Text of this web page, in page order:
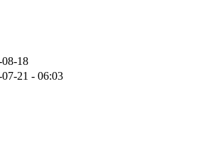
08-18
07-21 - 06:03